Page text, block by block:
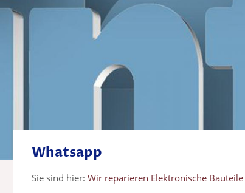
Whatsapp
Sie sind hier: Wir reparieren Elektronische